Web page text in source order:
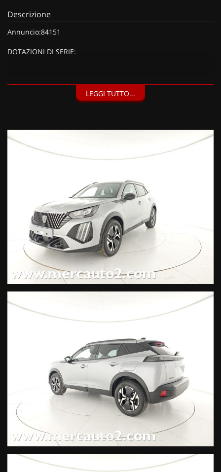
Descrizione
Annuncio:84151
DOTAZIONI DI SERIE:
Kit riparazione pneumatici (Compressore da 12 V) (20 EUR),
LEGGI TUTTO...